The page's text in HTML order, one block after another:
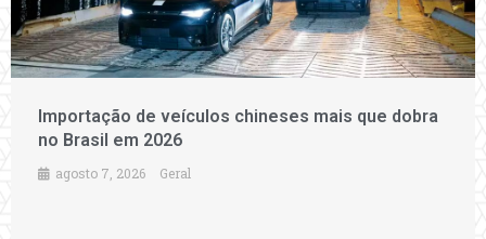
Importação de veículos chineses mais que dobra
no Brasil em 2026
agosto 7, 2026 Geral